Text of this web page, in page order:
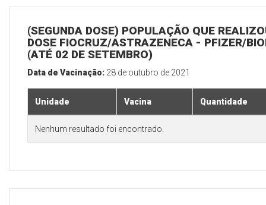
(SEGUNDA DOSE) POPULAÇÃO QUE
DOSE FIOCRUZ/ASTRAZENECA - PFIZER/
(ATÉ 02 DE SETEMBRO)
Data de Vacinação: 28 de outubro de 2021
Unidade Vacina Quantidade
Nenhum resultado foi encontrado.